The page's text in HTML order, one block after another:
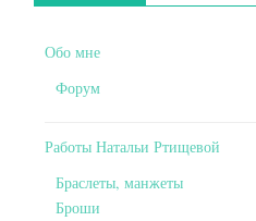
Обо мне
Форум
Работы Натальи Ртищевой
Браслеты, манжеты
Броши